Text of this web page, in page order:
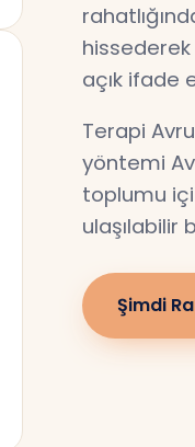
açık ifade
Terapi
yöntemi
toplumu
ulaşılabilir
Şimdi